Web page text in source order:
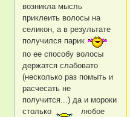
возникла мысль
приклеить волосы на
селикон, а в результате
получился парик
по ее способу волосы
держатся слабовато
(несколько раз помыть и
расчесать не
получится...) да и мороки
столько
любое